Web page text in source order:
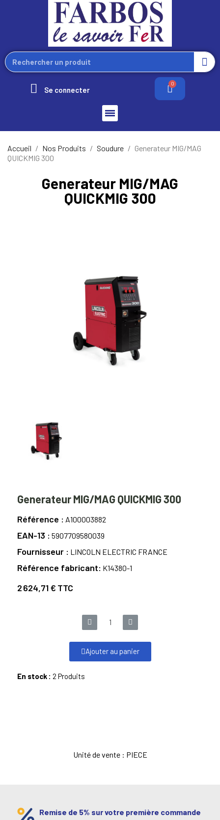
Se connecter
Accueil Nos Produits Soudure
Generateur MIG/MAG
QUICKMIG 300
Generateur MIG/MAG
QUICKMIG 300
Generateur MIG/MAG QUICKMIG 300
Référence A100003882
EAN-13 5907709580039
Fournisseur LINCOLN ELECTRIC FRANCE
Référence fabricant K14380-1
2 624,71 € TTC
Ajouter au panier
En stock : 2 Produits
Unité de vente : PIECE
Remise de 5% sur votre première commande